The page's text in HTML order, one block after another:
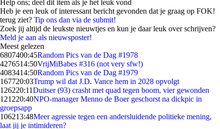
Help ons; deel dit item als je het leuk vond
Heb je een leuk of interessant bericht gevonden dat je graag op FOK!
terug ziet? Tip ons dan via de submit!
Zoek jij altijd de leukste nieuwtjes en kun je daar leuk over schrijven?
Meld je aan als nieuwsposter!
Meest gelezen
6807400:45Random Pics van de Dag #1978
4276514:50VrijMiBabes #316 (not very sfw!)
4083414:50Random Pics van de Dag #1979
167720:03Trump wil dat J.D. Vance hem in 2028 opvolgt
126220:11Duitser (93) crasht met quad tegen boom, vier gewonden
121220:40NPO-manager Menno de Boer geschorst na dickpic in
groepsapp
106213:48Meer agressie tegen een andersluidende politieke mening,
laat jij je intimideren?